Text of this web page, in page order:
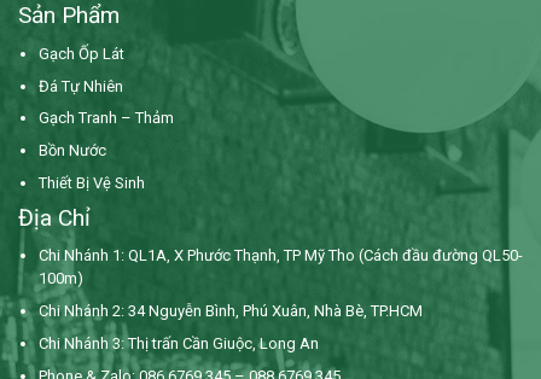
Sản Phẩm
Gạch Ốp Lát
Đá Tự Nhiên
Gạch Tranh – Thảm
Bồn Nước
Thiết Bị Vệ Sinh
Địa Chỉ
Chi Nhánh 1: QL1A, X Phước Thạnh, TP Mỹ Tho (Cách đầu đường QL50-
100m)
Chi Nhánh 2: 34 Nguyễn Bình, Phú Xuân, Nhà Bè, TP.HCM
Chi Nhánh 3: Thị trấn Cần Giuộc, Long An